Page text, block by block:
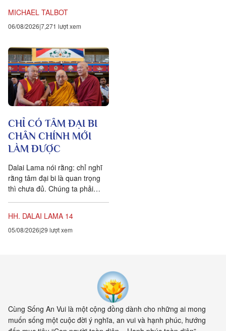
chúng ta tưởng. Một câu
chuyện khoa học đang xuất
thấy toàn bộ vật chất tồn tại
trong một mạng nhằng nhịt các
kết nối. Khía cạnh quan trọng
nhất của sự sống không còn là
vật nữa, mà là mối liên hệ giữa
các vật.
MICHAEL TALBOT
06/08/2026 7,271 lượt xem
CHỈ CÓ TÂM ĐẠI BI
CHÂN CHÍNH MỚI
LÀM ĐƯỢC
Dalai Lama nói rằng: chỉ nghĩ
rằng tâm đại bi là quan trọng
thì chưa đủ. Chúng ta phải
HH. DALAI LAMA 14
05/08/2026 29 lượt xem
Cùng Sống An Vui là một cộng đồng dành cho những ai mong
muốn sống một cuộc đời ý nghĩa, an vui và hạnh phúc, hướng